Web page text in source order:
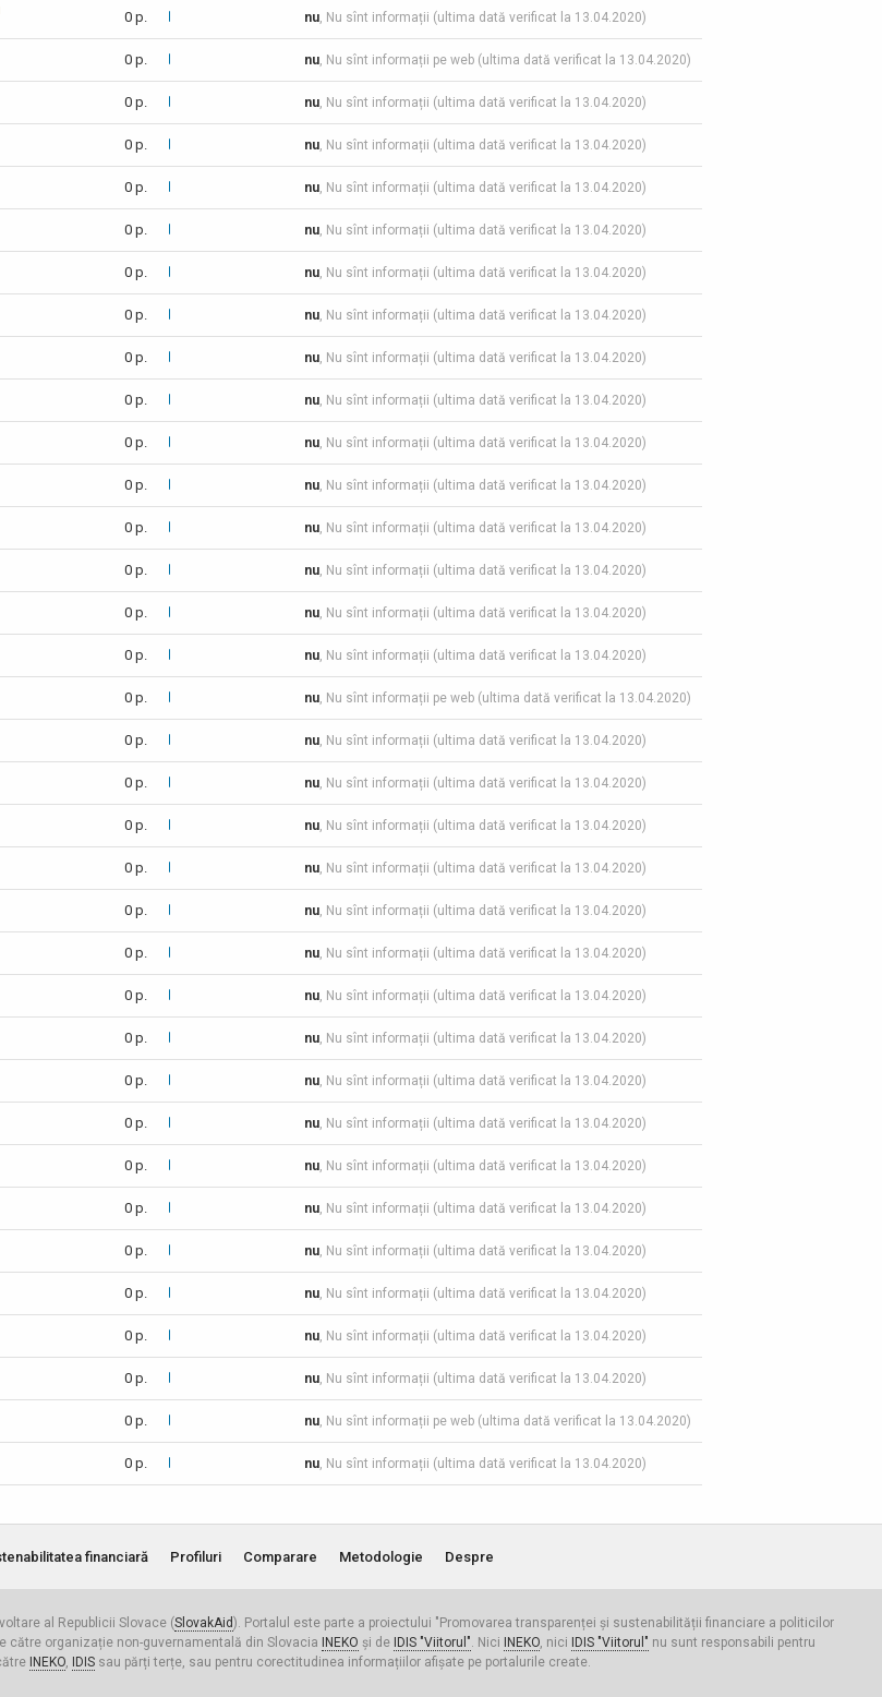
0 p. nu, Nu sînt informații (ultima dată verificat la 13.04.2020)
0 p. nu, Nu sînt informații pe web (ultima dată verificat la 13.04.2020)
0 p. nu, Nu sînt informații (ultima dată verificat la 13.04.2020)
0 p. nu, Nu sînt informații (ultima dată verificat la 13.04.2020)
0 p. nu, Nu sînt informații (ultima dată verificat la 13.04.2020)
0 p. nu, Nu sînt informații (ultima dată verificat la 13.04.2020)
0 p. nu, Nu sînt informații (ultima dată verificat la 13.04.2020)
0 p. nu, Nu sînt informații (ultima dată verificat la 13.04.2020)
0 p. nu, Nu sînt informații (ultima dată verificat la 13.04.2020)
0 p. nu, Nu sînt informații (ultima dată verificat la 13.04.2020)
0 p. nu, Nu sînt informații (ultima dată verificat la 13.04.2020)
0 p. nu, Nu sînt informații (ultima dată verificat la 13.04.2020)
0 p. nu, Nu sînt informații (ultima dată verificat la 13.04.2020)
0 p. nu, Nu sînt informații (ultima dată verificat la 13.04.2020)
0 p. nu, Nu sînt informații (ultima dată verificat la 13.04.2020)
0 p. nu, Nu sînt informații (ultima dată verificat la 13.04.2020)
0 p. nu, Nu sînt informații pe web (ultima dată verificat la 13.04.2020)
0 p. nu, Nu sînt informații (ultima dată verificat la 13.04.2020)
0 p. nu, Nu sînt informații (ultima dată verificat la 13.04.2020)
0 p. nu, Nu sînt informații (ultima dată verificat la 13.04.2020)
0 p. nu, Nu sînt informații (ultima dată verificat la 13.04.2020)
0 p. nu, Nu sînt informații (ultima dată verificat la 13.04.2020)
0 p. nu, Nu sînt informații (ultima dată verificat la 13.04.2020)
0 p. nu, Nu sînt informații (ultima dată verificat la 13.04.2020)
0 p. nu, Nu sînt informații (ultima dată verificat la 13.04.2020)
0 p. nu, Nu sînt informații (ultima dată verificat la 13.04.2020)
0 p. nu, Nu sînt informații (ultima dată verificat la 13.04.2020)
0 p. nu, Nu sînt informații (ultima dată verificat la 13.04.2020)
0 p. nu, Nu sînt informații (ultima dată verificat la 13.04.2020)
0 p. nu, Nu sînt informații (ultima dată verificat la 13.04.2020)
0 p. nu, Nu sînt informații (ultima dată verificat la 13.04.2020)
0 p. nu, Nu sînt informații (ultima dată verificat la 13.04.2020)
0 p. nu, Nu sînt informații (ultima dată verificat la 13.04.2020)
0 p. nu, Nu sînt informații pe web (ultima dată verificat la 13.04.2020)
0 p. nu, Nu sînt informații (ultima dată verificat la 13.04.2020)
financiară Profiluri Comparare Metodologie Despre
al Republicii Slovace (SlovakAid ). Portalul este parte a proiectului "Promovarea transparenței și sustenabilității financiare a politicilor
către organizație non-guvernamentală din Slovacia
INEKO și de IDIS "Viitorul". Nici INEKO, nici IDIS "Viitorul" nu sunt responsabili pentru
INEKO, IDISsau părți terțe, sau pentru corectitudinea informațiilor afișate pe portalurile create.